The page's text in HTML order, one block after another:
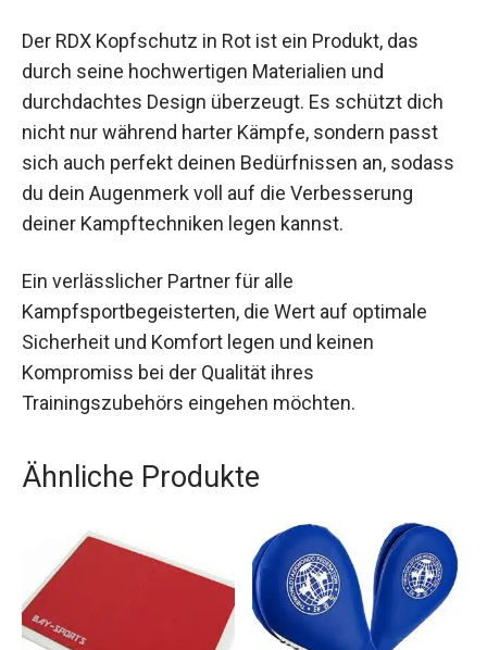
Fazit
Der RDX Kopfschutz in Rot ist ein Produkt, das
durch seine hochwertigen Materialien und
durchdachtes Design überzeugt. Es schützt dich
nicht nur während harter Kämpfe, sondern passt
sich auch perfekt deinen Bedürfnissen an,
sodass du dein Augenmerk voll auf die
Verbesserung deiner Kampftechniken legen
kannst.
Ein verlässlicher Partner für alle
Kampfsportbegeisterten, die Wert auf optimale
Sicherheit und Komfort legen und keinen
Trainingszubehörs eingehen möchten.
Ähnliche Produkte